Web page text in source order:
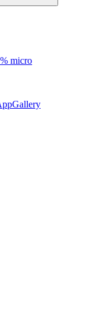
micro